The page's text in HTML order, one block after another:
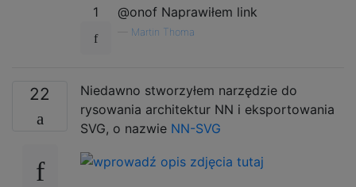
1 @onof Naprawiłem link
Martin Thoma
22
Niedawno stworzyłem narzędzie do
rysowania architektur NN i eksportowania
SVG, o nazwie NN-SVG